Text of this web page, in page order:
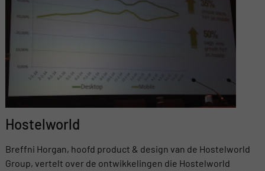
Hostelworld
Breffni Horgan, hoofd product & design van de Hostelworld
Group, vertelt over de ontwikkelingen die Hostelworld